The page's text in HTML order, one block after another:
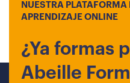
NUESTRA PLATAFORMA
APRENDIZAJE ONLINE
¿Ya formas
Abeille